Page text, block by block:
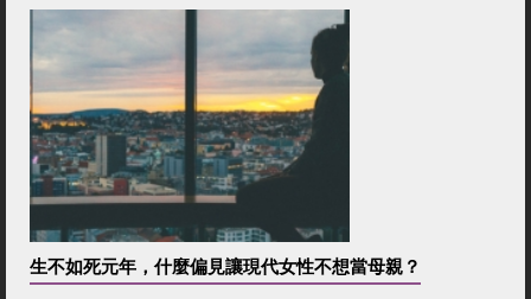
生不如死元年，什麼偏見讓現代女性不想當母親？